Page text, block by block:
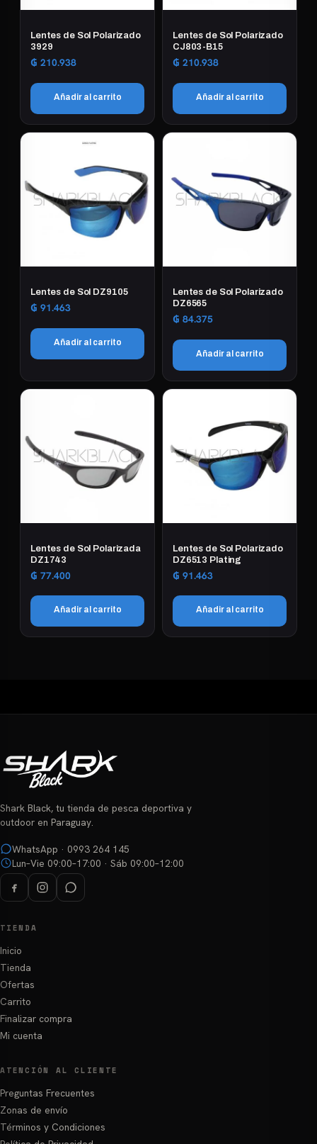
Lentes de Sol Polarizado
3929
₲ 210.938
Añadir al carrito
Lentes de Sol Polarizado
CJ803-B15
₲ 210.938
Añadir al carrito
Lentes de Sol DZ9105
₲ 91.463
Añadir al carrito
Lentes de Sol Polarizado
DZ6565
₲ 84.375
Añadir al carrito
Lentes de Sol Polarizada
DZ1743
₲ 77.400
Añadir al carrito
Lentes de Sol Polarizado
DZ6513 Plating
₲ 91.463
Añadir al carrito
Shark Black, tu tienda de pesca deportiva y
outdoor en Paraguay.
WhatsApp · 0993 264 145
Lun–Vie 09:00–17:00 · Sáb 09:00–12:00
TIENDA
Inicio
Tienda
Ofertas
Carrito
Finalizar compra
Mi cuenta
ATENCIÓN AL CLIENTE
Preguntas Frecuentes
Zonas de envío
Términos y Condiciones